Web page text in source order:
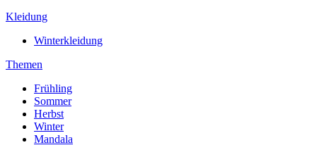
Kleidung
Winterkleidung
Themen
Frühling
Sommer
Herbst
Winter
Mandala